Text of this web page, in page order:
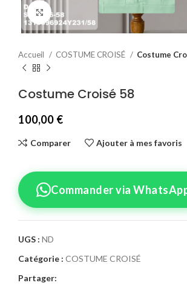
Agrandir
Accueil COSTUME CROISÉ Costume
Costume Croisé 58
100,00 €
Comparer Ajouter à mes favoris
Commander via
UGS : ND
Catégorie : COSTUME CROISÉ
Partager: